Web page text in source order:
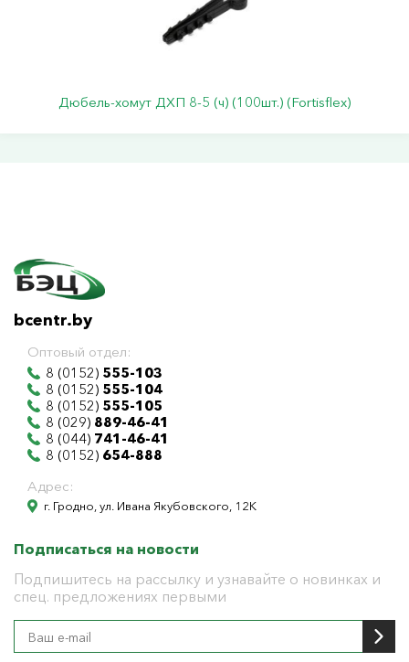
Дюбель-хомут ДХП 8-5 (ч) (100шт.) (Fortisflex)
bcentr.by
Оптовый отдел:
8 (0152) 555-103
8 (0152) 555-104
8 (0152) 555-105
8 (029) 889-46-41
8 (044) 741-46-41
8 (0152) 654-888
Адрес:
г. Гродно, ул. Ивана Якубовского, 12К
Подписаться на новости
Подпишитесь на рассылку и узнавайте о новинках и
спец. предложениях первыми